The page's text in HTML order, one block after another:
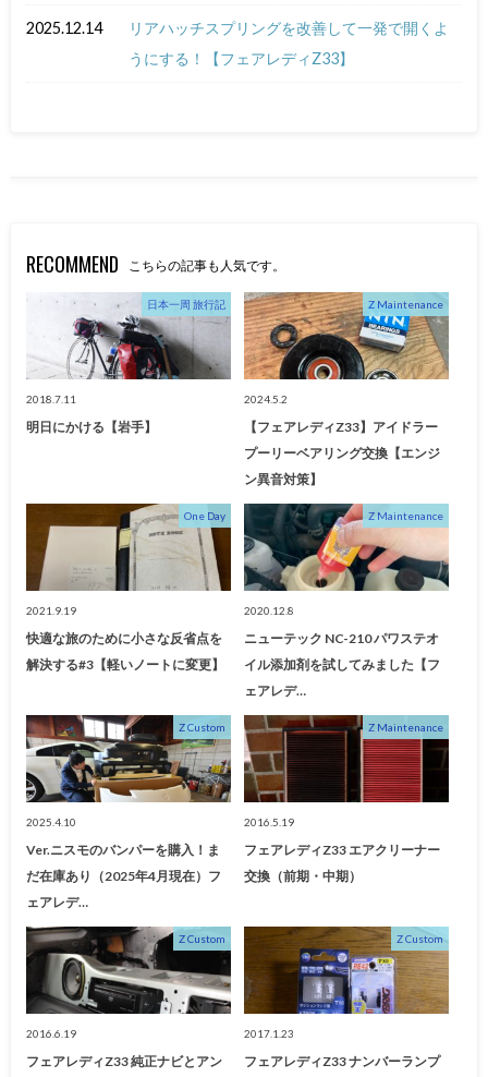
2025.12.14
リアハッチスプリングを改善して一発で開くよ
うにする！【フェアレディZ33】
RECOMMEND こちらの記事も人気です。
日本一周 旅行記
2018.7.11
明日にかける【岩手】
Z Maintenance
2024.5.2
【フェアレディZ33】アイドラー
プーリーベアリング交換【エンジ
ン異音対策】
One Day
2021.9.19
快適な旅のために小さな反省点を
解決する#3【軽いノートに変更】
Z Maintenance
2020.12.8
ニューテック NC-210 パワステオ
イル添加剤を試してみました【フ
ェアレデ…
Z Custom
2025.4.10
Ver.ニスモのバンパーを購入！ま
だ在庫あり（2025年4月現在）フ
ェアレデ…
Z Maintenance
2016.5.19
フェアレディZ33 エアクリーナー
交換（前期・中期）
Z Custom
2016.6.19
フェアレディZ33 純正ナビとアン
Z Custom
2017.1.23
フェアレディZ33 ナンバーランプ